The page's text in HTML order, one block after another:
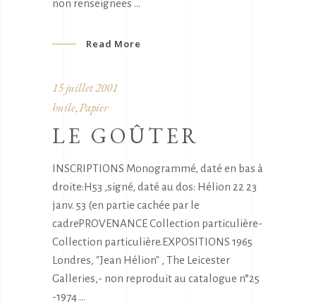
non renseignees
Read More
15 juillet 2001
huile, Papier
LE GOÛTER
INSCRIPTIONS Monogrammé, daté en bas à
droite:H53 ,signé, daté au dos: Hélion 22 23
janv. 53 (en partie cachée par le
cadrePROVENANCE Collection particulière-
Collection particulière.EXPOSITIONS 1965
Londres, "Jean Hélion" , The Leicester
Galleries,- non reproduit au catalogue n°25
-1974